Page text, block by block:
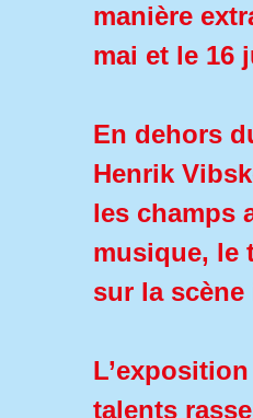
manière
mai et le 16
En dehors
Henrik
les champs
musique, le
sur la
talents